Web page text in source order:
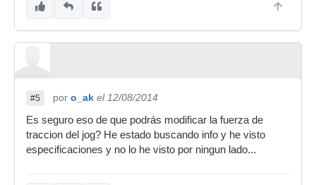
#5 por o_ak el 12/08/2014
Es seguro eso de que podrás modificar la fuerza de
traccion del jog? He estado buscando info y he visto
especificaciones y no lo he visto por ningun lado...